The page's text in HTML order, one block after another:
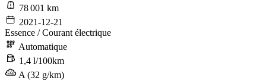
78 001 km
2021-12-21
Essence / Courant électrique
Automatique
1,4 l/100km
A (32 g/km)